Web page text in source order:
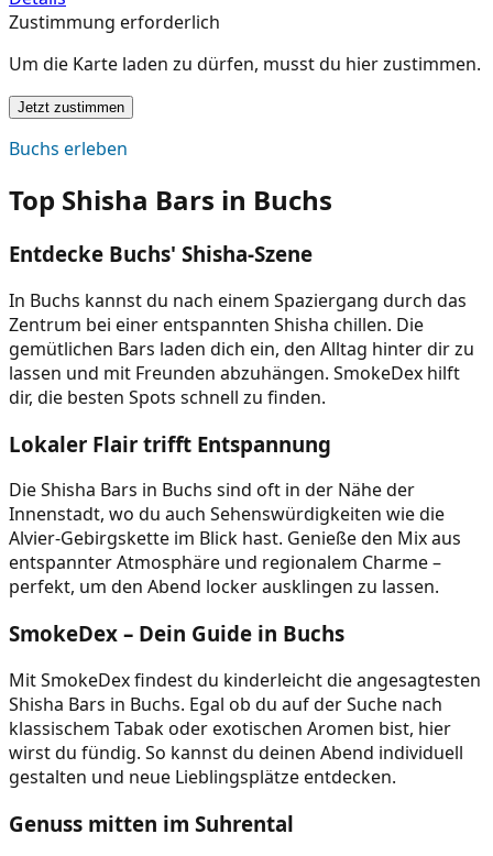
Zustimmung erforderlich
Um die Karte laden zu dürfen, musst du hier zustimmen.
Jetzt zustimmen
Buchs erleben
Top Shisha Bars in Buchs
Entdecke Buchs' Shisha-Szene
In Buchs kannst du nach einem Spaziergang durch das
Zentrum bei einer entspannten Shisha chillen. Die
gemütlichen Bars laden dich ein, den Alltag hinter dir zu
lassen und mit Freunden abzuhängen. SmokeDex hilft
dir, die besten Spots schnell zu finden.
Lokaler Flair trifft Entspannung
Die Shisha Bars in Buchs sind oft in der Nähe der
Innenstadt, wo du auch Sehenswürdigkeiten wie die
Alvier-Gebirgskette im Blick hast. Genieße den Mix aus
entspannter Atmosphäre und regionalem Charme –
perfekt, um den Abend locker ausklingen zu lassen.
SmokeDex – Dein Guide in Buchs
Mit SmokeDex findest du kinderleicht die angesagtesten
Shisha Bars in Buchs. Egal ob du auf der Suche nach
klassischem Tabak oder exotischen Aromen bist, hier
wirst du fündig. So kannst du deinen Abend individuell
gestalten und neue Lieblingsplätze entdecken.
Genuss mitten im Suhrental